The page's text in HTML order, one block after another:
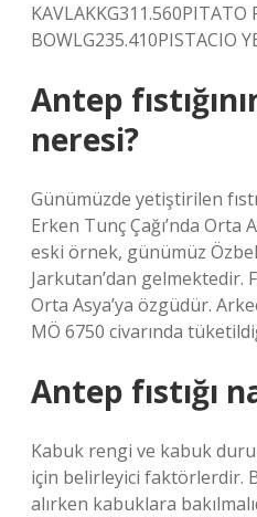
KAVLAKKG311.560PITATO
BOWLG235.410PISTACIO
Antep
neresi?
Günümüzde yetiştirilen
Erken Tunç Çağı’nda Orta
eski örnek, günümüz
Jarkutan’dan gelmektedir.
Orta Asya’ya özgüdür.
MÖ 6750 civarında
Antep fıstığı
Kabuk rengi ve kabuk
için belirleyici faktörlerdir.
alırken kabuklara